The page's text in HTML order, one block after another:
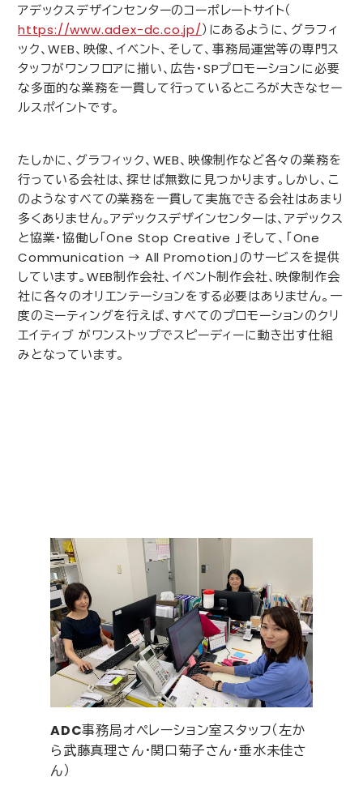
アデックスデザインセンターのコーポレートサイト（
https://www.adex-dc.co.jp/）にあるように、グラフィ
ック、WEB、映像、イベント、そして、事務局運営等の専門ス
タッフがワンフロアに揃い、広告・SPプロモーションに必要
な多面的な業務を一貫して行っているところが大きなセー
ルスポイントです。
たしかに、グラフィック、 WEB、映像制作など各々の業務を
行っている会社は、探せば無数に見つかります。しかし、こ
のようなすべての業務を一貫して実施できる会社はあまり
多くありません。アデックスデザインセンターは、アデックス
と協業・協働し「One Stop Creative 」そして、「One
Communication → All Promotion」のサービスを提供
しています。WEB制作会社、イベント制作会社、映像制作会
社に各々のオリエンテーションをする必要はありません。一
度のミーティングを行えば、すべてのプロモーションのクリ
エイティブ がワンストップでスピーディーに動き出す仕組
みとなっています。
ADC事務局オペレーション室スタッフ（左か
ら武藤真理さん・関口菊子さん・垂水未佳さ
ん）